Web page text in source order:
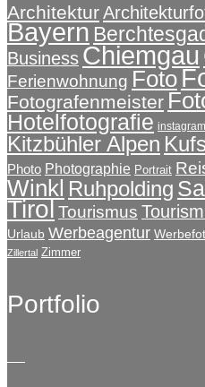
Architektur
Bayern
BusinessChiemgau
Ferienwohnung Foto
Fotografenmeister
Hotelfotografie instagram
Kitzbühler Alpen
Photo Photographie Portrait
Winkl Ruhpolding
TirolTourismus
Urlaub Werbeagentur
Zillertal Zimmer
Portfolio